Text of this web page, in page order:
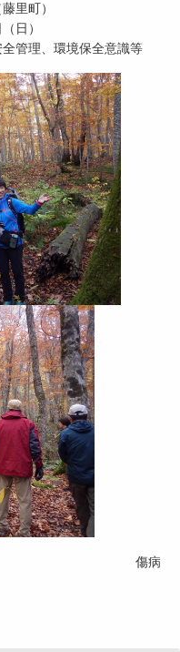
里町）
日）
管理、環境保全意識等
演習 傷病